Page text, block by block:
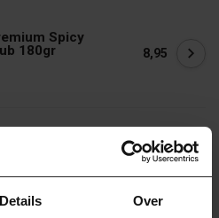
Details Over
Spicy
180gr
8,95
Beef or
8,95